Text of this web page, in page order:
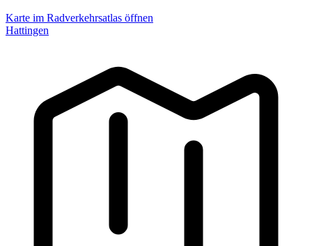
Karte im Radverkehrsatlas öffnen
Hattingen